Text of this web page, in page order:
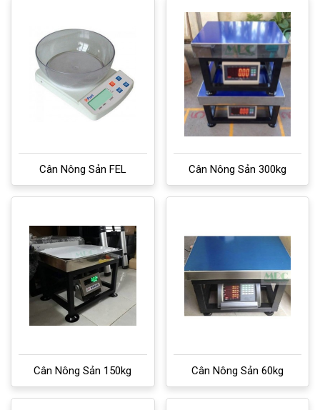
Cân Nông Sản FEL Cân Nông Sản 300kg
Cân Nông Sản 150kg Cân Nông Sản 60kg